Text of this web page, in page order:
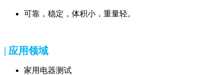
可靠，稳定，体积小，重量轻。
| 应用领域
家用电器测试